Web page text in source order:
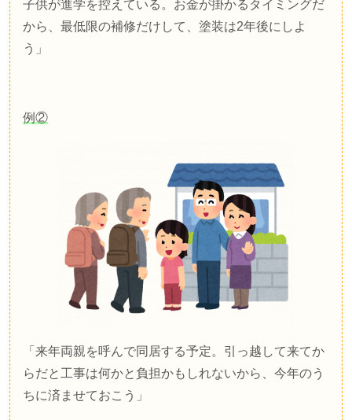
子供が進学を控えている。お金が掛かるタイミングだ
から、最低限の補修だけして、塗装は2年後にしよ
う」
例②
「来年両親を呼んで同居する予定。引っ越して来てか
らだと工事は何かと負担かもしれないから、今年のう
ちに済ませておこう」